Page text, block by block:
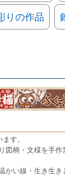
りの作品
す。
図柄・文様を手作
かい線・生き生き